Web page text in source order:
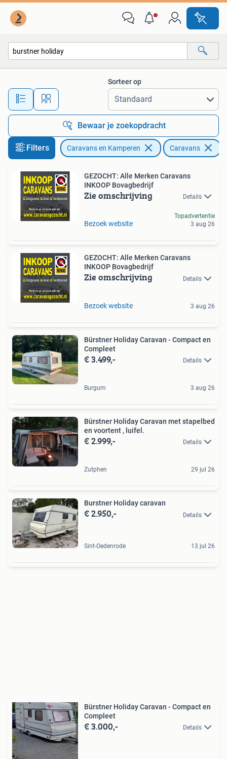
Alle afstanden…
Sorteer op
Bewaar je zoekopdracht
Filters Caravans en Kamperen Caravans
GEZOCHT: Alle Merken Caravans
INKOOP Bovagbedrijf
Zie omschrijving Details
Bezoek website
Topadvertentie
3 aug 26
GEZOCHT: Alle Merken Caravans
INKOOP Bovagbedrijf
Zie omschrijving Details
Bezoek website 3 aug 26
Bürstner Holiday Caravan - Compact en
Compleet
€ 3.499,- Details
Burgum 3 aug 26
Bürstner Holiday Caravan met stapelbed
en voortent , luifel.
€ 2.999,- Details
Zutphen 29 jul 26
Burstner Holiday caravan
€ 2.950,- Details
Sint-Oedenrode 13 jul 26
Bürstner Holiday Caravan - Compact en
Compleet
€ 3.000,- Details